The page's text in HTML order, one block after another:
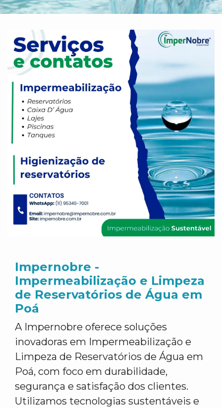
Impernobre -
Impermeabilização e Limpeza
de Reservatórios de Água em
Poá
A Impernobre oferece soluções
inovadoras em Impermeabilização e
Limpeza de Reservatórios de Água em
Poá, com foco em durabilidade,
segurança e satisfação dos clientes.
Utilizamos tecnologias sustentáveis e